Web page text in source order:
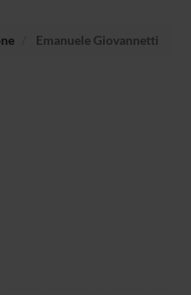
Emanuele Giovannetti